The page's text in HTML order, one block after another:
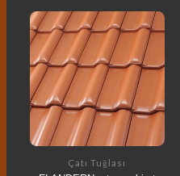
Çatı Tuğlası